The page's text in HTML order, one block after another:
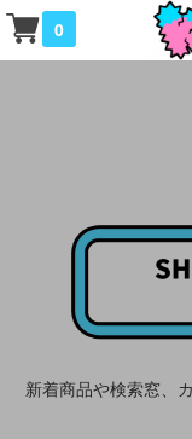
0
新着商品や検索窓、